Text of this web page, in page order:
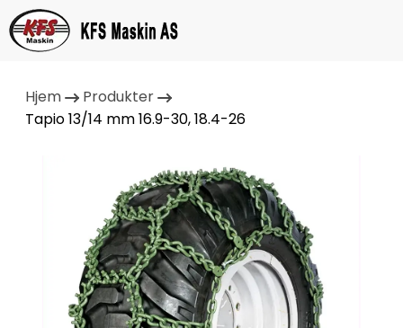
Hjem
Produkter
Tapio 13/14 mm 16.9-30, 18.4-26